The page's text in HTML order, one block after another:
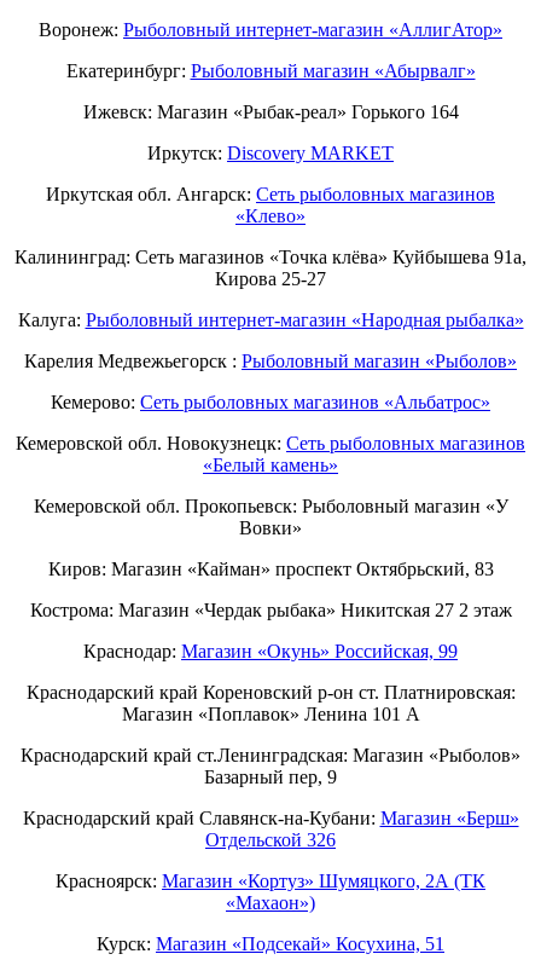
Воронеж: Рыболовный интернет-магазин «АллигАтор»
Екатеринбург: Рыболовный магазин «Абырвалг»
Ижевск: Магазин «Рыбак-реал» Горького 164
Иркутск: Discovery MARKET
Иркутская обл. Ангарск: Сеть рыболовных магазинов
«Клево»
Калининград: Сеть магазинов «Точка клёва» Куйбышева 91а,
Кирова 25-27
Калуга: Рыболовный интернет-магазин «Народная рыбалка»
Карелия Медвежьегорск : Рыболовный магазин «Рыболов»
Кемерово: Сеть рыболовных магазинов «Альбатрос»
Кемеровской обл. Новокузнецк: Сеть рыболовных магазинов
«Белый камень»
Кемеровской обл. Прокопьевск: Рыболовный магазин «У
Вовки»
Киров: Магазин «Кайман» проспект Октябрьский, 83
Кострома: Магазин «Чердак рыбака» Никитская 27 2 этаж
Краснодар: Магазин «Окунь» Российская, 99
Краснодарский край Кореновский р-он ст. Платнировская:
Магазин «Поплавок» Ленина 101 А
Краснодарский край ст.Ленинградская: Магазин «Рыболов»
Базарный пер, 9
Краснодарский край Славянск-на-Кубани: Магазин «Берш»
Отдельской 326
Красноярск: Магазин «Кортуз» Шумяцкого, 2А (ТК
«Махаон»)
Курск: Магазин «Подсекай» Косухина, 51